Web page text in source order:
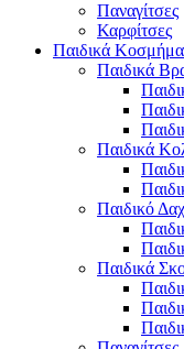
Παναγίτσες
Καρφίτσες
Παιδικά
Παιδικά
Παιδικά
Παιδικό
Παιδικά